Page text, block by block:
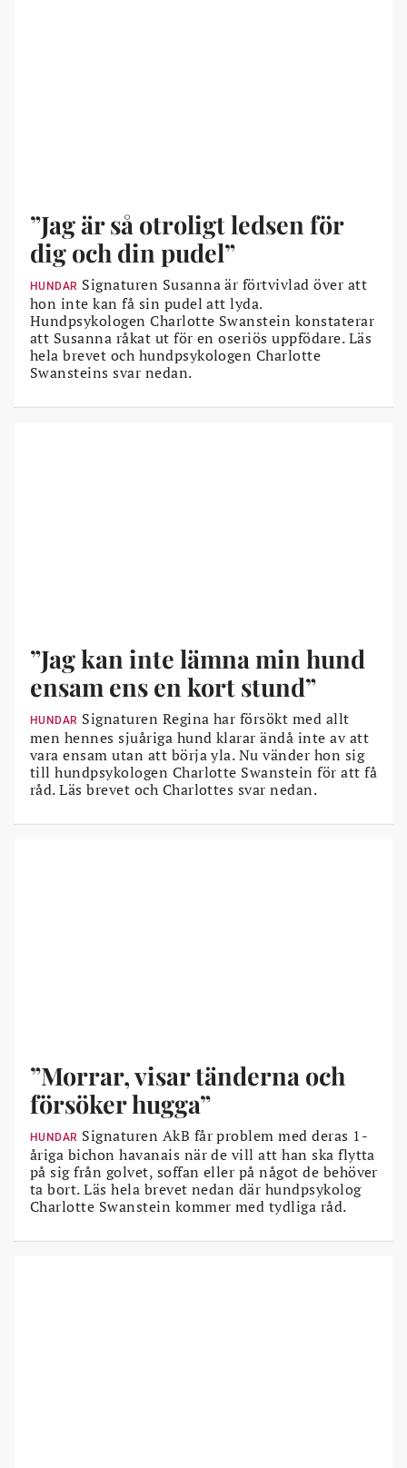
”Jag är så otroligt ledsen för
dig och din pudel”
HUNDAR Signaturen Susanna är förtvivlad över att
hon inte kan få sin pudel att lyda.
Hundpsykologen Charlotte Swanstein konstaterar
att Susanna råkat ut för en oseriös uppfödare. Läs
hela brevet och hundpsykologen Charlotte
Swansteins svar nedan.
”Jag kan inte lämna min hund
ensam ens en kort stund”
HUNDAR Signaturen Regina har försökt med allt
men hennes sjuåriga hund klarar ändå inte av att
vara ensam utan att börja yla. Nu vänder hon sig
till hundpsykologen Charlotte Swanstein för att få
råd. Läs brevet och Charlottes svar nedan.
”Morrar, visar tänderna och
försöker hugga”
HUNDAR Signaturen AkB får problem med deras 1-
åriga bichon havanais när de vill att han ska flytta
på sig från golvet, soffan eller på något de behöver
ta bort. Läs hela brevet nedan där hundpsykolog
Charlotte Swanstein kommer med tydliga råd.